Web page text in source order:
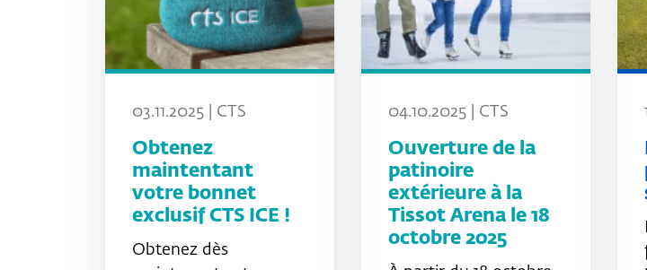
03.11.2025 | CTS
Obtenez
maintentant
votre bonnet
exclusif CTS ICE !
Obtenez dès
04.10.2025 | CTS
Ouverture de la
patinoire
extérieure à la
Tissot Arena le 18
octobre 2025